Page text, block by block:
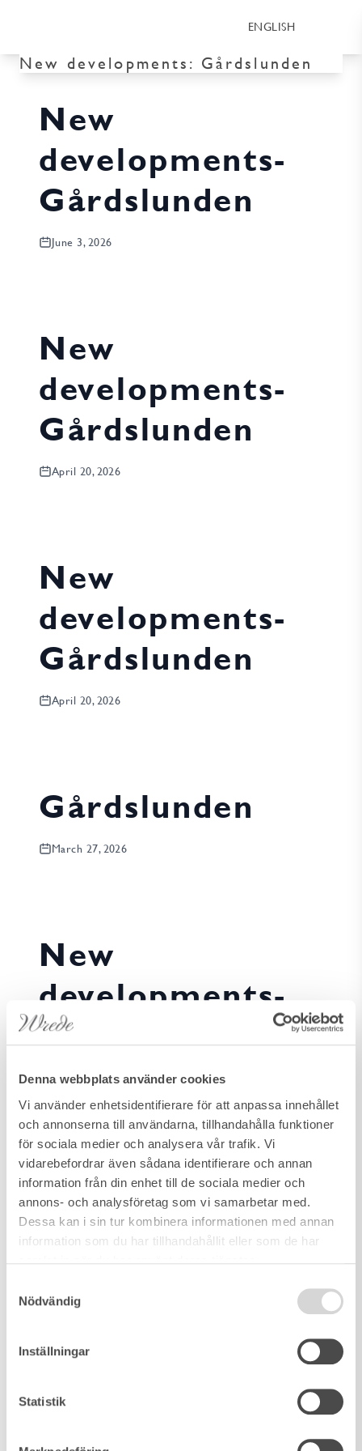
Denna webbplats använder cookies
Vi använder enhetsidentifierare för att anpassa innehållet
och annonserna till användarna, tillhandahålla funktioner
för sociala medier och analysera vår trafik. Vi
vidarebefordrar även sådana identifierare och annan
information från din enhet till de sociala medier och
annons- och analysföretag som vi samarbetar med.
Dessa kan i sin tur kombinera informationen med annan
information som du har tillhandahållit eller som de har
Nödvändig
Inställningar
Statistik
ENGLISH
New developments: Gårdslunden
New
developments-
Gårdslunden
June 3, 2026
New
developments-
Gårdslunden
April 20, 2026
New
developments-
Gårdslunden
April 20, 2026
Gårdslunden
March 27, 2026
New
developments-
Gårdslunden
March 26, 2026
New
developments-
March 26, 2026
New